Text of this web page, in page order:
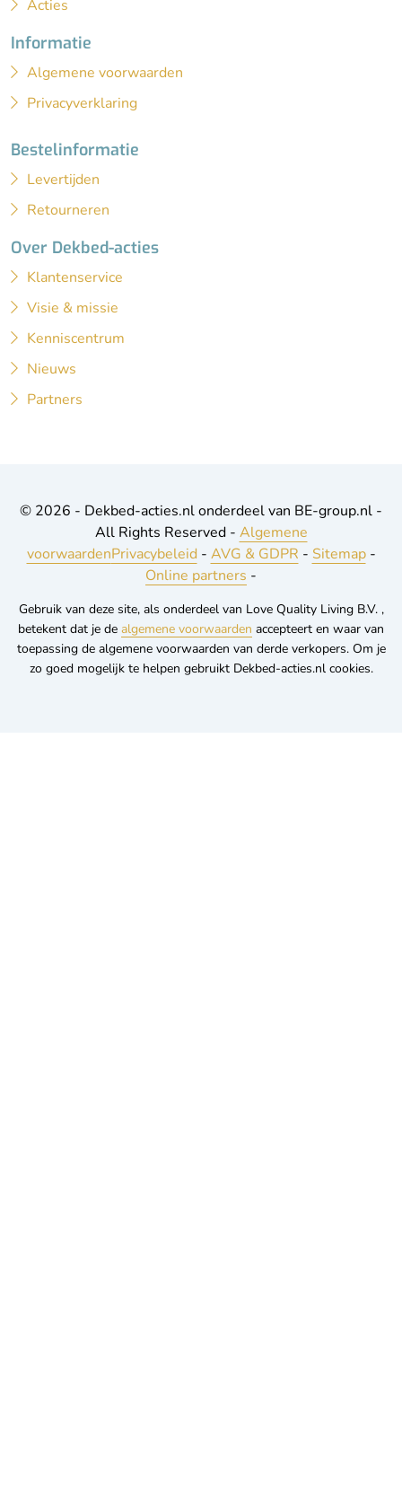
Acties
Informatie
Algemene voorwaarden
Privacyverklaring
Bestelinformatie
Levertijden
Retourneren
Over Dekbed-acties
Klantenservice
Visie & missie
Kenniscentrum
Nieuws
Partners
© 2026 - Dekbed-acties.nl onderdeel van BE-group.nl -
All Rights Reserved - Algemene
voorwaardenPrivacybeleid- AVG & GDPR - Sitemap-
Online partners -
Gebruik van deze site, als onderdeel van Love Quality Living B.V. ,
betekent dat je de algemene voorwaarden accepteert en waar van
toepassing de algemene voorwaarden van derde verkopers. Om je
zo goed mogelijk te helpen gebruikt Dekbed-acties.nl cookies.